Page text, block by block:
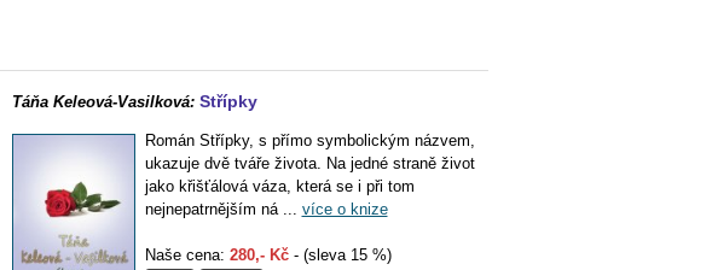
Táňa Keleová-Vasilková: Střípky
Román Střípky, s přímo symbolickým názvem,
ukazuje dvě tváře života. Na jedné straně život
jako křišťálová váza, která se i při tom
nejnepatrnějším ná ... více o knize
Naše cena: 280,- Kč- (sleva 15 %)